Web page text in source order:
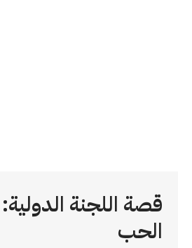
قصة اللجنة
الحب